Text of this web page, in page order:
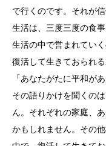
で行くのです。それが
生活は、三度三度の食
生活の中で営まれてい
復活して生きておられ
「あなたがたに平和が
その語りかけを聞くの
ん。それぞれの家庭、
かもしれません。その